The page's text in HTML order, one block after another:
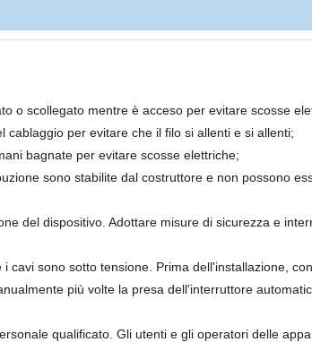
o scollegato mentre è acceso per evitare scosse
per evitare che il filo si allenti e si allenti;
bagnate per evitare scosse elettriche;
sono stabilite dal costruttore e non possono
del dispositivo. Adottare misure di sicurezza e
cavi sono sotto tensione. Prima dell'installazione,
più volte la presa dell'interruttore
qualificato. Gli utenti e gli operatori delle